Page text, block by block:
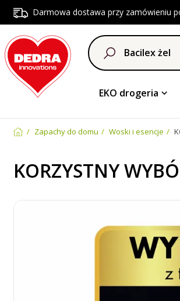
Darmowa dostawa przy zamówieniu
EKO drogeria
Zapachy do domu Woski i esencje
KORZYSTNY